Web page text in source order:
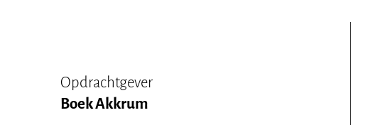
Opdrachtgever
Boek Akkrum